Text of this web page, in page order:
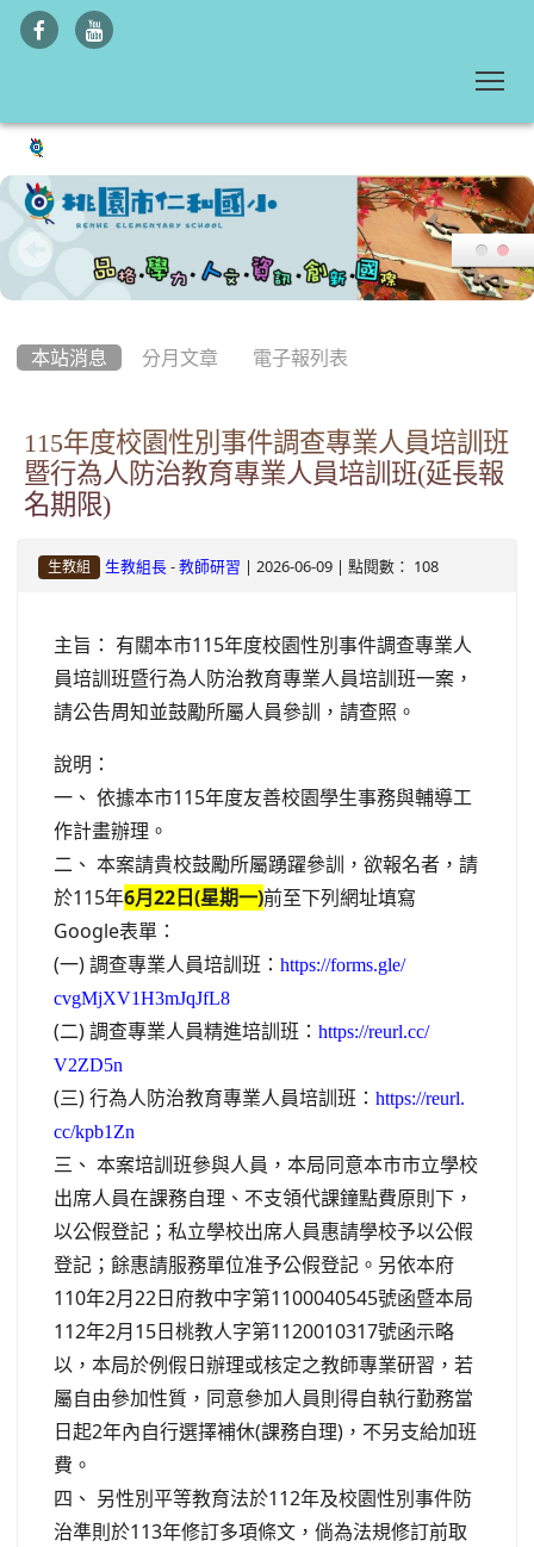
本站消息 分月文章 電子報列表
115年度校園性別事件調查專業人員培訓班
暨行為人防治教育專業人員培訓班(延長報
名期限)
生教組 生教組長- 教師研習 | 2026-06-09 | 點閱數： 108
主旨： 有關本市115年度校園性別事件調查專業人
員培訓班暨行為人防治教育專業人員培訓班一案，
請公告周知並鼓勵所屬人員參訓， 請查照。
說明：
一、 依據本市115年度友善校園學生事務與輔導工
作計畫辦理。
二、 本案請貴校鼓勵所屬踴躍參訓，欲報名者， 請
於115年6月22日(星期一)前至下列網址填寫
Google表單：
(一) 調查專業人員培訓班： https://forms.gle/
cvgMjXV1H3mJqJfL8
(二) 調查專業人員精進培訓班： https://reurl.cc/
V2ZD5n
(三) 行為人防治教育專業人員培訓班： https://reurl.
cc/kpb1Zn
三、 本案培訓班參與人員，本局同意本市市立學校
出席人員在課務自理、 不支領代課鐘點費原則下，
以公假登記； 私立學校出席人員惠請學校予以公假
登記； 餘惠請服務單位准予公假登記。 另依本府
110年2月22日府教中字第1100040545號函暨本局
112年2月15日桃教人字第1120010317號函示略
以，本局於例假日辦理或核定之教師專業研習， 若
屬自由參加性質， 同意參加人員則得自執行勤務當
日起2年內自行選擇補休(課務自理)，不另支給加班
費。
四、 另性別平等教育法於112年及校園性別事件防
治準則於113年修訂多項條文， 倘為法規修訂前取